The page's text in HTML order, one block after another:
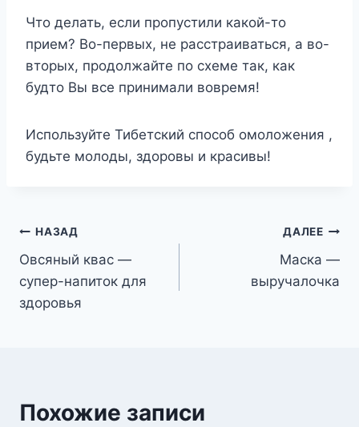
Что делать, если пропустили какой-то
прием? Во-первых, не расстраиваться, а во-
вторых, продолжайте по схеме так, как
будто Вы все принимали вовремя!
Используйте Тибетский способ омоложения ,
будьте молоды, здоровы и красивы!
Навигация
по
записям
НАЗАД
Овсяный квас —
супер-напиток для
здоровья
ДАЛЕЕ
Маска —
выручалочка
Похожие записи